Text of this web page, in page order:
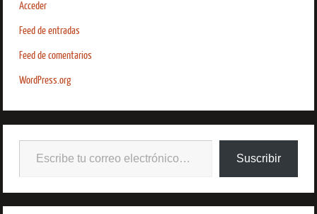
Acceder
Feed de entradas
Feed de comentarios
WordPress.org
Suscribir